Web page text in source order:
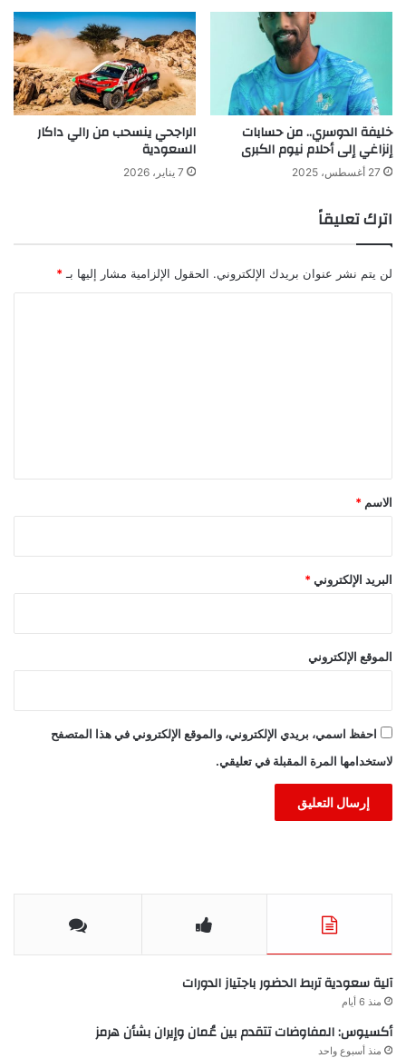
خليفة الدوسري.. من حسابات
إنزاغي إلى أحلام نيوم الكبرى
27 أغسطس، 2025
الراجحي ينسحب من رالي داكار
السعودية
7 يناير، 2026
اترك تعليقاً
لن يتم نشر عنوان بريدك الإلكتروني. الحقول الإلزامية مشار إليها بـ *
*
الاسم *
البريد الإلكتروني *
الموقع الإلكتروني
احفظ اسمي، بريدي الإلكتروني، والموقع الإلكتروني في هذا المتصفح
لاستخدامها المرة المقبلة في تعليقي.
آلية سعودية تربط الحضور باجتياز الدورات
منذ 6 أيام
أكسيوس: المفاوضات تتقدم بين عُمان وإيران بشأن هرمز
منذ أسبوع واحد